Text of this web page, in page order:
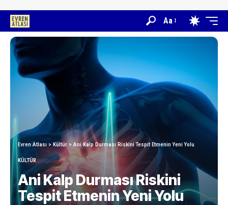
Aa
Evren Atlası>Kültür > Ani Kalp Durması Riskini Tespit Etmenin Yeni Yolu
KÜLTÜR
Ani Kalp Durması Riskini
Tespit Etmenin Yeni Yolu